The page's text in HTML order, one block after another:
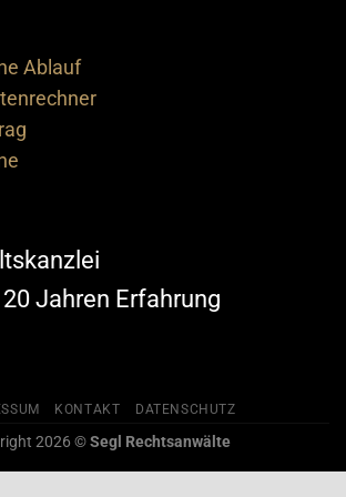
Ablauf
Jahren Erfahrung
KONTAKT DATENSCHUTZ
2026 ©Segl Rechtsanwälte